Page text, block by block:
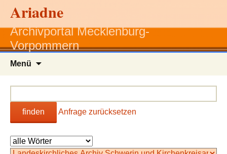
Ariadne
Archivportal Mecklenburg-
Vorpommern
Menü
finden Anfrage zurücksetzen